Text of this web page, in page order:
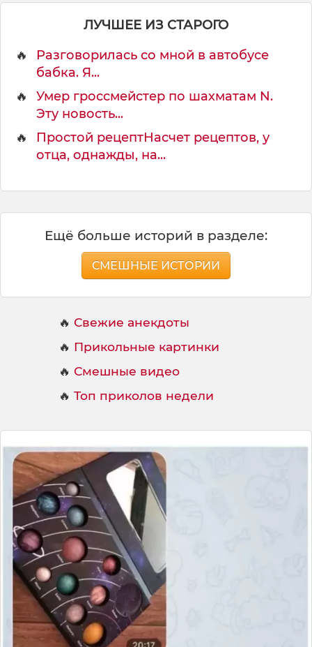
ЛУЧШЕЕ ИЗ СТАРОГО
🔥
Разговорилась со мной в автобусе
бабка. Я...
🔥
Умер гроссмейстер по шахматам N.
Эту новость...
🔥
Простой рецептНасчет рецептов, у
отца, однажды, на...
Ещё больше историй в разделе:
СМЕШНЫЕ ИСТОРИИ
🔥 Свежие анекдоты
🔥 Прикольные картинки
🔥 Смешные видео
🔥 Топ приколов недели